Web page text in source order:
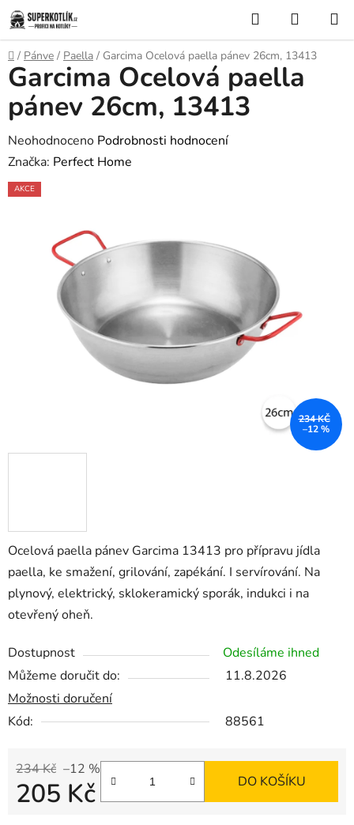
Přejít
na
obsah
Hledat
KOŠÍK
Domů
/ Pánve / Paella / Garcima Ocelová paella pánev 26cm, 13413
Ocelová paella pánev Garcima 13413 pro přípravu jídla
paella, ke smažení, grilování, zapékání. I servírování. Na
plynový, elektrický, sklokeramický sporák, indukci i na
otevřený oheň.
Dostupnost
Odesíláme ihned
Můžeme doručit do:
11.8.2026
Možnosti doručení
Kód:
88561
234 Kč –12 %
205 Kč DO KOŠÍKU
Garcima Ocelová paella
pánev 26cm, 13413
Průměrné
hodnocení
produktu
hvězdiček.
Neohodnoceno Podrobnosti hodnocení
Značka: Perfect Home
AKCE
234 KČ
–12 %